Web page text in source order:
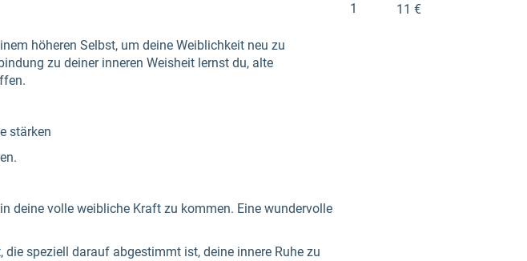
höheren Selbst, um deine Weiblichkeit neu zu
zu deiner inneren Weisheit lernst du, alte
stärken
deine volle weibliche Kraft zu kommen. Eine wundervolle
speziell darauf abgestimmt ist, deine innere Ruhe zu
1 11 €